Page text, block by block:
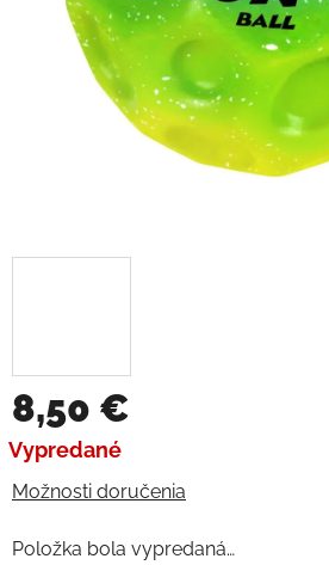
8,50 €
Jednotková cena:
Vypredané
Možnosti doručenia
Položka bola vypredaná…